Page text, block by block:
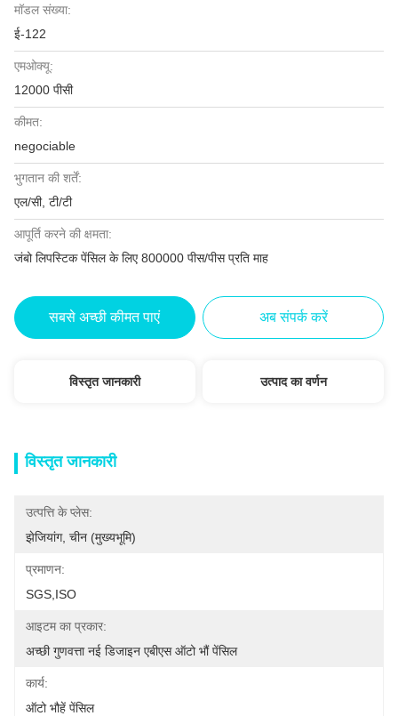
मॉडल संख्या:
ई-122
एमओक्यू:
12000 पीसी
कीमत:
negociable
भुगतान की शर्तें:
एल/सी, टी/टी
आपूर्ति करने की क्षमता:
जंबो लिपस्टिक पेंसिल के लिए 800000 पीस/पीस प्रति माह
सबसे अच्छी कीमत पाएं अब संपर्क करें
विस्तृत जानकारी उत्पाद का वर्णन
विस्तृत जानकारी
उत्पत्ति के प्लेस:
झेजियांग, चीन (मुख्यभूमि)
प्रमाणन:
SGS,ISO
आइटम का प्रकार:
अच्छी गुणवत्ता नई डिजाइन एबीएस ऑटो भौं पेंसिल
कार्य:
ऑटो भौहें पेंसिल